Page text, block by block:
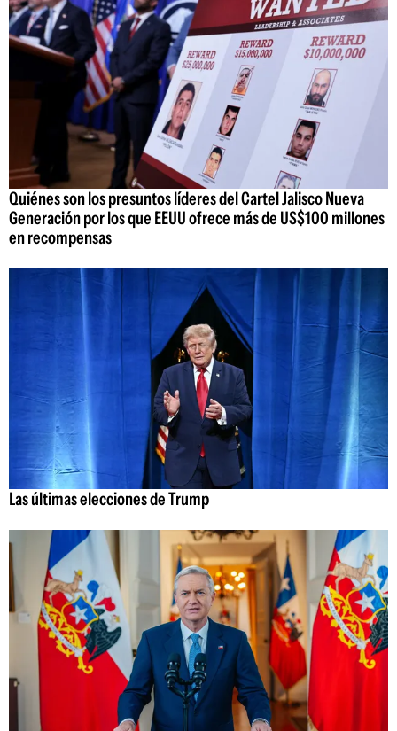
Quiénes son los presuntos líderes del Cartel Jalisco Nueva
Generación por los que EEUU ofrece más de US$100 millones
en recompensas
Las últimas elecciones de Trump